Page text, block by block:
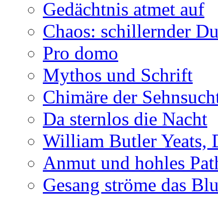
Gedächtnis atmet auf
Chaos: schillernder
Pro domo
Mythos und Schrift
Chimäre der
Da sternlos die Nacht
William Butler Yeats,
Anmut und hohles
Gesang ströme das